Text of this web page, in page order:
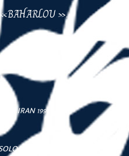
«BAHARLOU ».
EN IRAN 1991
2009